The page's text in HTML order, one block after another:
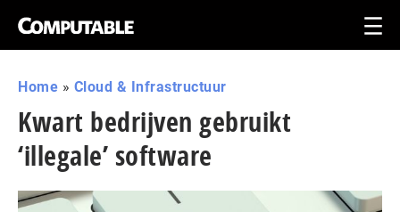
Home » Cloud & Infrastructuur
Kwart bedrijven gebruikt
‘illegale’ software